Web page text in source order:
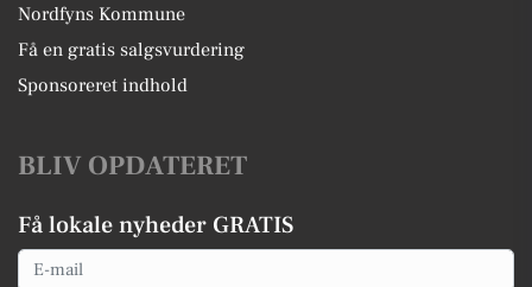
Nordfyns Kommune
Få en gratis salgsvurdering
Sponsoreret indhold
BLIV OPDATERET
Få lokale nyheder GRATIS
Email